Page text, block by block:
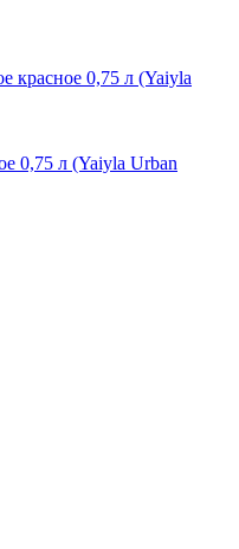
0,75 л (Yaiyla Urban